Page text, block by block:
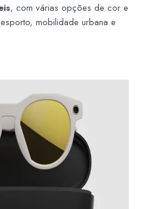
, com várias opções de cor e
mobilidade urbana e